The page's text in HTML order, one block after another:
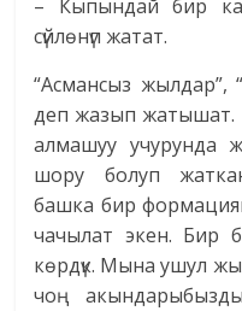
– Кыпындай бир
сүйлөнүп жатат.
“Асмансыз жылдар”,
деп жазып жатышат.
алмашуу учурунда
шору болуп
башка бир
чачылат экен. Бир
көрдүк. Мына ушул
чоң